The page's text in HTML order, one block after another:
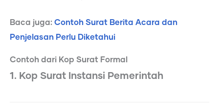
Baca juga: Contoh Surat Berita Acara dan
Penjelasan Perlu Diketahui
Contoh dari Kop Surat Formal
1. Kop Surat Instansi Pemerintah